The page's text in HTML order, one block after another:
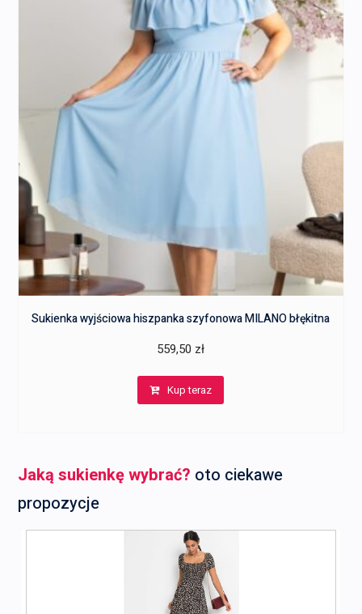
Sukienka wyjściowa hiszpanka szyfonowa MILANO błękitna
559,50 zł
Kup teraz
Jaką sukienkę wybrać? oto ciekawe
propozycje